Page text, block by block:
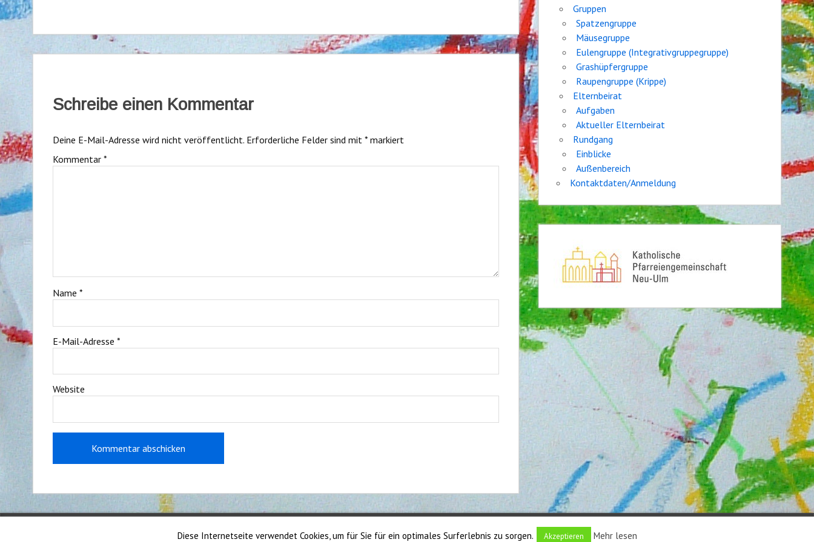
Schreibe einen Kommentar
Deine E-Mail-Adresse wird nicht veröffentlicht. Erforderliche Felder sind mit *markiert
Kommentar *
Name *
E-Mail-Adresse *
Website
Gruppen
Spatzengruppe
Mäusegruppe
Eulengruppe (Integrativgruppegruppe)
Grashüpfergruppe
Raupengruppe (Krippe)
Elternbeirat
Aufgaben
Aktueller Elternbeirat
Rundgang
Einblicke
Außenbereich
Kontaktdaten/Anmeldung
Diese Internetseite verwendet Cookies, um für Sie für ein optimales Surferlebnis zu sorgen. Akzeptieren Mehr lesen